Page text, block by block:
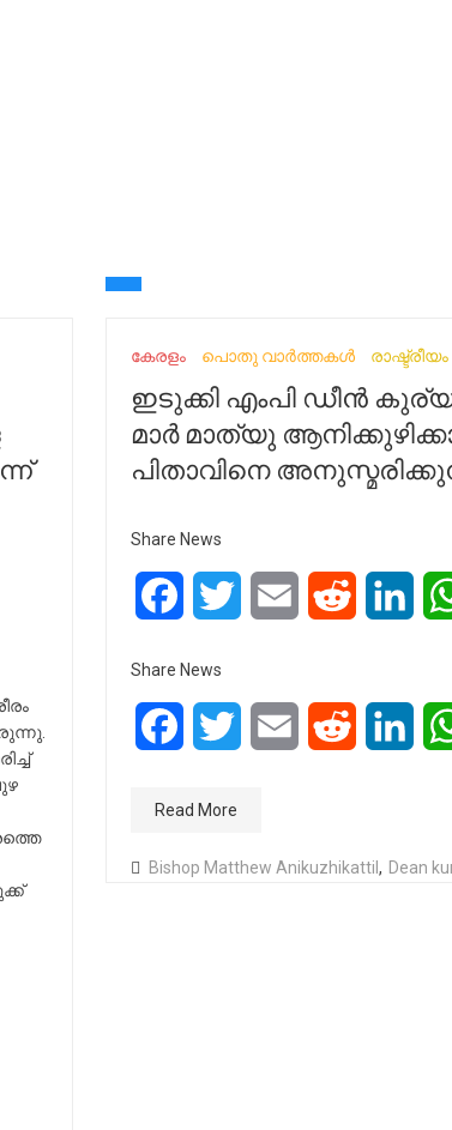
കേരളം പൊതു വാർത്തകൾ രാഷ്ട്രീയം
ഇടുക്കി എംപി ഡീൻ
മാർ മാത്യു
പിതാവിനെ
Share News
FacebookTwitter Email Reddit
Share News
FacebookTwitter Email Reddit
Read More
Bishop Matthew Anikuzhikattil , Dean